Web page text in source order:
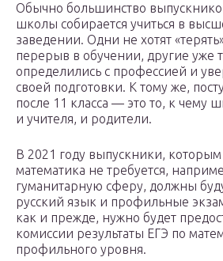
Обычно большинство
школы собирается учиться в
заведении. Одни не хотят
перерыв в обучении, другие уже
определились с профессией и
своей подготовки. К тому же,
после 11 класса — это то, к чему
и учителя, и родители.
В 2021 году выпускники, которым
математика не требуется,
гуманитарную сферу, должны
русский язык и профильные
как и прежде, нужно будет
комиссии результаты ЕГЭ по
профильного уровня.